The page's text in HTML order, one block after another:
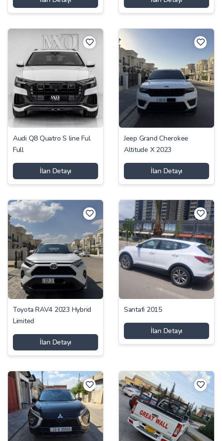
Audi Q8 Quatro S line Ful
Full
İlan Detayı
Jeep Grand Cherokee
Altitude X 2023
İlan Detayı
Toyota RAV4 2023 Hybrid
Limited
İlan Detayı
Santafi 2015
İlan Detayı